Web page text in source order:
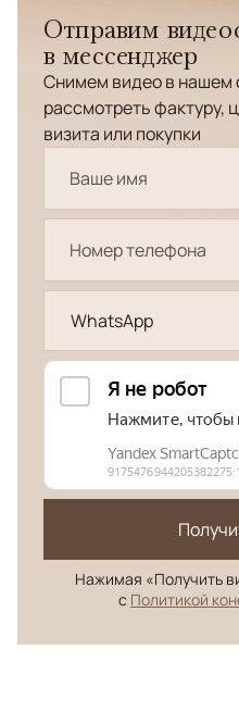
Отправим
в мессенджер
Снимем видео в нашем
рассмотреть фактуру,
визита или покупки
WhatsApp
Нажимая «Получить
с Политикой